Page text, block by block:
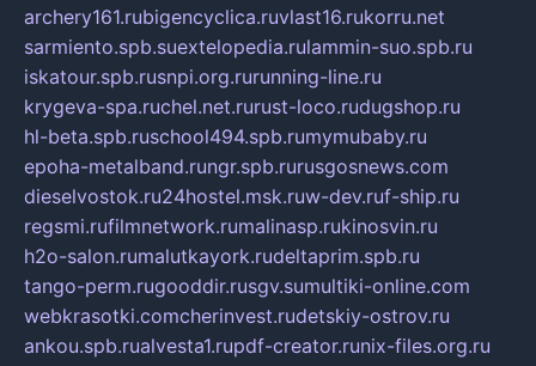
archery161.rubigencyclica.ruvlast16.rukorru.net
sarmiento.spb.suextelopedia.rulammin-suo.spb.ru
iskatour.spb.rusnpi.org.rurunning-line.ru
krygeva-spa.ruchel.net.rurust-loco.rudugshop.ru
hl-beta.spb.ruschool494.spb.rumymubaby.ru
epoha-metalband.rungr.spb.rurusgosnews.com
dieselvostok.ru24hostel.msk.ruw-dev.ruf-ship.ru
regsmi.rufilmnetwork.rumalinasp.rukinosvin.ru
h2o-salon.rumalutkayork.rudeltaprim.spb.ru
tango-perm.rugooddir.rusgv.sumultiki-online.com
webkrasotki.comcherinvest.rudetskiy-ostrov.ru
ankou.spb.rualvesta1.rupdf-creator.runix-files.org.ru